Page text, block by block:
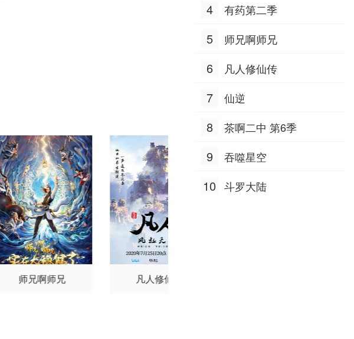
师兄啊师兄 凡人修仙传
4 有药第二季
5 师兄啊师兄
6 凡人修仙传
7 仙逆
8 茶啊二中 第6季
9 吞噬星空
10 斗罗大陆